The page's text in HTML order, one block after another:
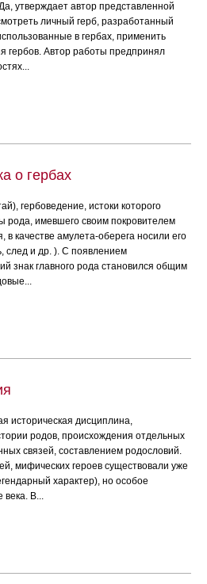
утверждает автор представленной
личный герб, разработанный
в гербах, применить
гербов. Автор работы предпринял
о гербах
гербоведение, истоки которого
рода, имевшего своим покровителем
в качестве амулета-оберега носили его
след и др. ). С появлением
знак главного рода становился общим
историческая дисциплина,
родов, происхождения отдельных
связей, составлением родословий.
мифических героев существовали уже
характер), но особое
века. В...